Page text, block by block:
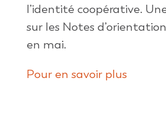
l’identité coopérative.
sur les Notes
en mai.
Pour en savoir plus